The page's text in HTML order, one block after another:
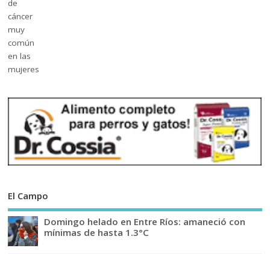
El Campo
Domingo helado en Entre Ríos: amaneció con
mínimas de hasta 1.3°C